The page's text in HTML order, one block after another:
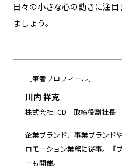
日々の小さな心の動きに注
ましょう。
［筆者プロフィール］
川内 祥克
株式会社TCD 取締役副社長
企業ブランド、事業ブランド
ロモーション業務に従事。『
ーも開催。